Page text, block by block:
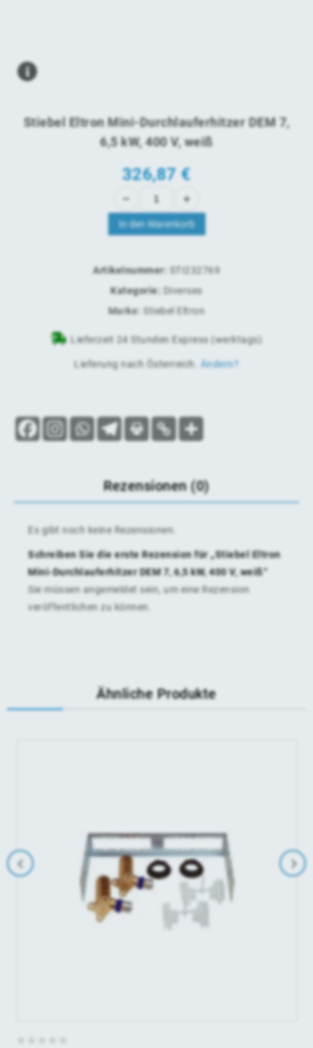
Stiebel Eltron Mini-Durchlauferhitzer DEM 7,
6,5 kW, 400 V, weiß
326,87€
In den Warenkorb
Artikelnummer:
STI232769
Kategorie:
Diverses
Marke:
Stiebel Eltron
Lieferzeit 24 Stunden Express (werktags)
Lieferung nach Österreich Ändern?
Rezensionen (0)
Es gibt noch keine Rezensionen.
Schreiben Sie die erste Rezension für „Stiebel Eltron
Mini-Durchlauferhitzer DEM 7, 6,5 kW, 400 V, weiß“
Sie müssen angemeldet sein, um eine Rezension
veröffentlichen zu können.
Ähnliche Produkte